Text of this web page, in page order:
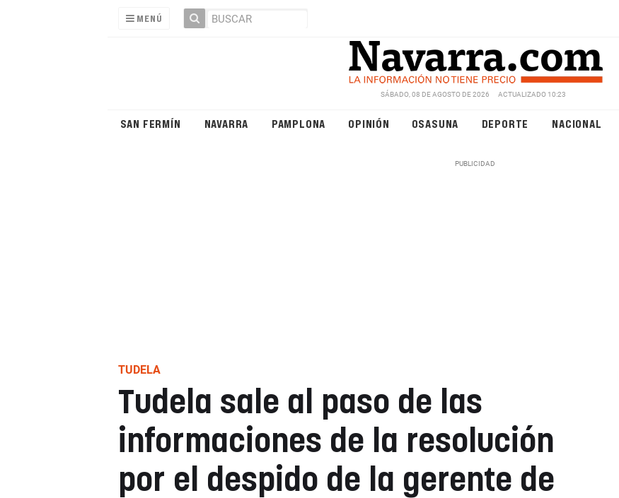
MENÚ
SÁBADO, 08 DE AGOSTO DE 2026 ACTUALIZADO 10:23
SAN FERMÍN NAVARRA PAMPLONA OPINIÓN OSASUNA DEPORTE NACIONAL
TUDELA
Tudela sale al paso de las
informaciones de la resolución
por el despido de la gerente de